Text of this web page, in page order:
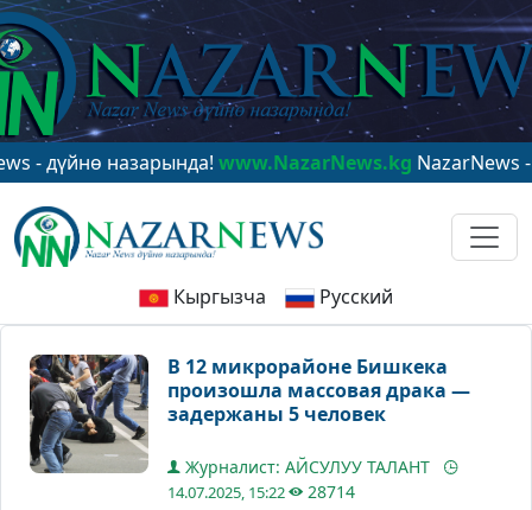
назарында!www.NazarNews.kgNazarNews - в
Кыргызча Русский
В 12 микрорайоне Бишкека
произошла массовая драка —
задержаны 5 человек
Журналист: АЙСУЛУУ ТАЛАНТ
14.07.2025, 15:22 28714